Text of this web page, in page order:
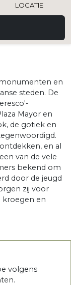
LOCATIE
en
steden. De
Mayor en
de gotiek en
en al
van de vele
bekend om
door de jeugd
zij voor
kroegen en
volgens